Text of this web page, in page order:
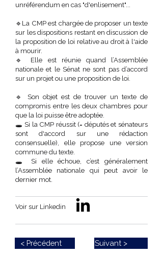
unréférendum en cas "d'enlisement"...
🔹La CMP est chargée de proposer un texte
sur les dispositions restant en discussion de
la proposition de loi relative au droit à l'aide
à mourir.
🔹 Elle est réunie quand l’Assemblée
nationale et le Sénat ne sont pas d’accord
sur un projet ou une proposition de loi.
🔹 Son objet est de trouver un texte de
compromis entre les deux chambres pour
que la loi puisse être adoptée.
🕳️ Si la CMP réussit (= députés et sénateurs
sont d'accord sur une rédaction
consensuelle), elle propose une version
commune du texte.
🕳️ Si elle échoue, c’est généralement
l’Assemblée nationale qui peut avoir le
dernier mot.
Voir sur Linkedin
< Précédent Suivant >